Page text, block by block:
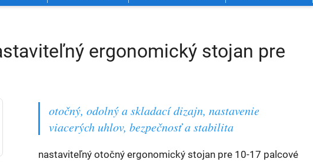
ergonomický stojan pre
otočný, odolný a skladací dizajn, nastavenie
viacerých uhlov, bezpečnosť a stabilita
nastaviteľný otočný ergonomický stojan pre 10-17 palcové